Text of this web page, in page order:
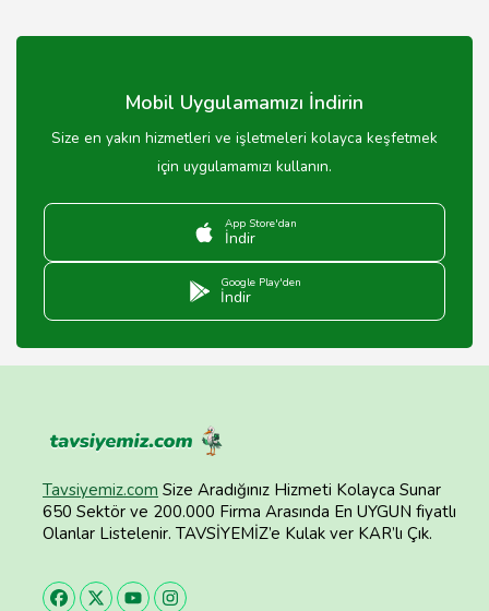
Mobil Uygulamamızı İndirin
Size en yakın hizmetleri ve işletmeleri kolayca keşfetmek
için uygulamamızı kullanın.
App Store'dan
İndir
Google Play'den
İndir
Tavsiyemiz.com Size Aradığınız Hizmeti Kolayca Sunar
650 Sektör ve 200.000 Firma Arasında En UYGUN fiyatlı
Olanlar Listelenir. TAVSİYEMİZ’e Kulak ver KAR’lı Çık.